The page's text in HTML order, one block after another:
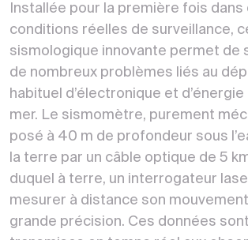
Installée pour la première fois dans
conditions réelles de surveillance,
sismologique innovante permet de
de nombreux problèmes liés au
habituel d’électronique et
mer. Le sismomètre, purement
posé à 40 m de profondeur sous
la terre par un câble optique de 5
duquel à terre, un interrogateur
mesurer à distance son
grande précision. Ces données